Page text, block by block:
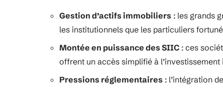
Gestion d’actifs immobiliers : les grands
les institutionnels que les particuliers
Montée en puissance des SIIC : ces
offrent un accès simplifié à l’investissement
Pressions réglementaires : l’intégration